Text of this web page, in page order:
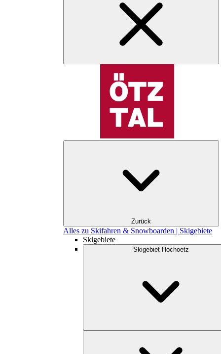
Zurück
Alles zu Skifahren & Snowboarden | Skigebiete
Skigebiete
Skigebiet Hochoetz